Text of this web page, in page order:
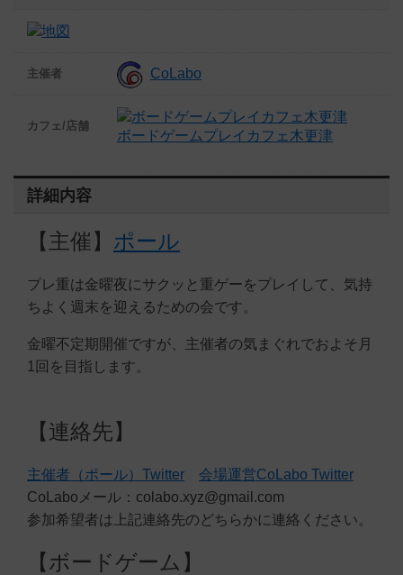
主催者 CoLabo
カフェ/店舗
ボードゲームプレイカフェ木更津
詳細内容
【主催】 ポール
プレ重は金曜夜にサクッと重ゲーをプレイして、気持
ちよく週末を迎えるための会です。
金曜不定期開催ですが、主催者の気まぐれでおよそ月
1回を目指します。
【連絡先】
主催者（ポール）Twitter
会場運営CoLabo Twitter
CoLaboメール：colabo.xyz@gmail.com
参加希望者は上記連絡先のどちらかに連絡ください。
【ボードゲーム】